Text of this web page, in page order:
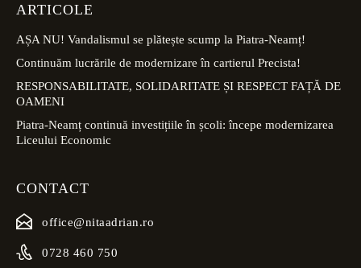
ARTICOLE
AȘA NU! Vandalismul se plătește scump la Piatra-Neamț!
Continuăm lucrările de modernizare în cartierul Precista!
RESPONSABILITATE, SOLIDARITATE ȘI RESPECT FAȚĂ DE
OAMENI
Piatra-Neamț continuă investițiile în școli: începe modernizarea
Liceului Economic
CONTACT
office@nitaadrian.ro
0728 460 750